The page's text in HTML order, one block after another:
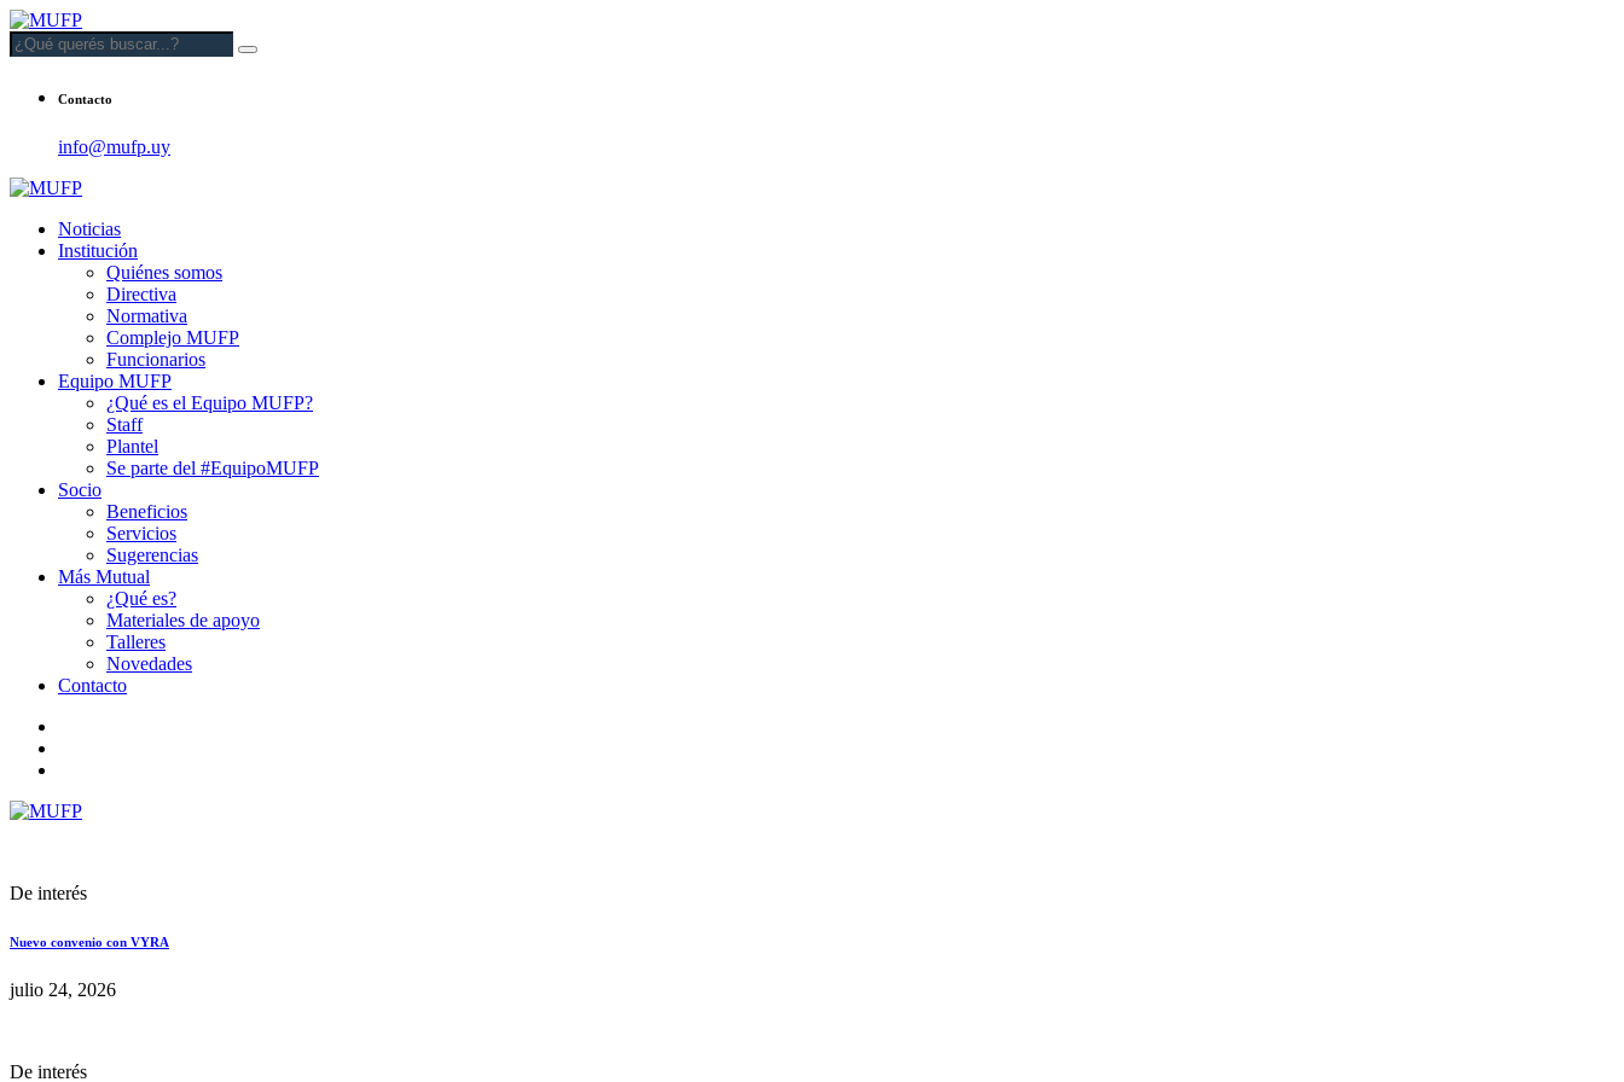
Contacto
info@mufp.uy
Noticias
Institución
Quiénes somos
Directiva
Normativa
Complejo MUFP
Funcionarios
Equipo MUFP
¿Qué es el Equipo MUFP?
Staff
Plantel
Se parte del #EquipoMUFP
Socio
Beneficios
Servicios
Sugerencias
Más Mutual
¿Qué es?
Materiales de apoyo
Talleres
Novedades
Contacto
De interés
Nuevo convenio con VYRA
julio 24, 2026
De interés